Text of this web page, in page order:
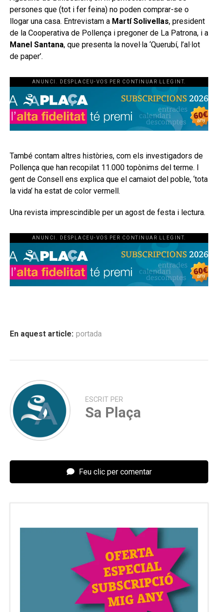
persones que (tot i fer feina) no poden comprar-se o
llogar una casa. Entrevistam a Martí Solivellas, president
de la Cooperativa de Pollença i pregoner de La Patrona, i a
Manel Santana, que presenta la novel·la ‘Querubí, l’al·lot
de paper’.
ANUNCI. DESPLACEU-VOS PER CONTINUAR LLEGINT.
També contam altres històries, com els investigadors de
Pollença que han recopilat 11.000 topònims del terme. I
gent de Consell ens explica que el camaiot del poble, ‘tota
la vida’ ha estat de color vermell.
Una revista imprescindible per un agost de festa i lectura.
ANUNCI. DESPLACEU-VOS PER CONTINUAR LLEGINT.
En aquest article: portada
ESCRIT PER
Sa Plaça
Feu clic per comentar